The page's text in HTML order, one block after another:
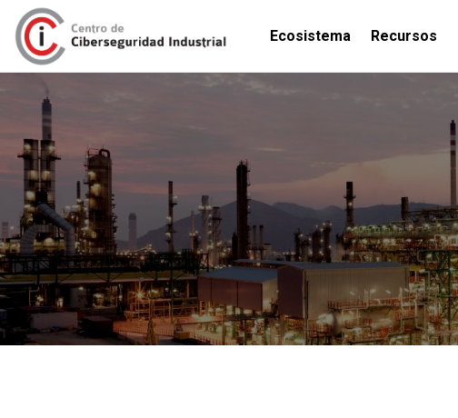
Ecosistema Recursos